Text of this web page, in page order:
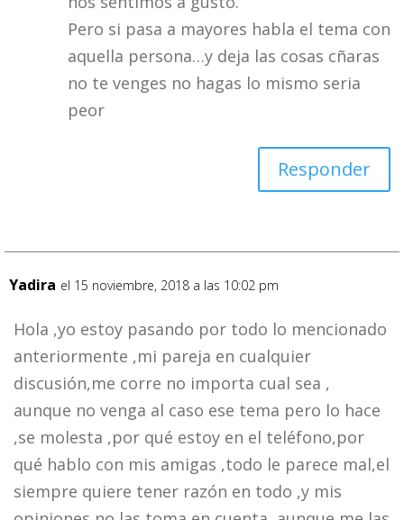
Pero si pasa a mayores habla el tema con
aquella persona…y deja las cosas cñaras
no te venges no hagas lo mismo seria
peor
Responder
Yadira el 15 noviembre, 2018 a las 10:02 pm
Hola ,yo estoy pasando por todo lo mencionado
anteriormente ,mi pareja en cualquier
discusión,me corre no importa cual sea ,
aunque no venga al caso ese tema pero lo hace
,se molesta ,por qué estoy en el teléfono,por
qué hablo con mis amigas ,todo le parece mal,el
siempre quiere tener razón en todo ,y mis